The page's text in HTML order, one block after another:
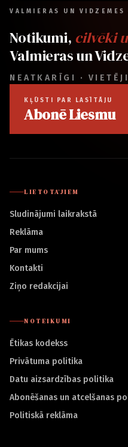
VALMIERAS UN VIDZEMES
Notikumi, cilvēki
Valmieras un
NEATKARĪGI · VIETĒJI
KĻŪSTI PAR LASĪTĀJU
Abonē Liesmu
LIETOTĀJIEM
Sludinājumi laikrakstā
Reklāma
Par mums
Kontakti
Ziņo redakcijai
NOTEIKUMI
Ētikas kodekss
Privātuma politika
Datu aizsardzības politika
Abonēšanas un atcelšanas
Politiskā reklāma